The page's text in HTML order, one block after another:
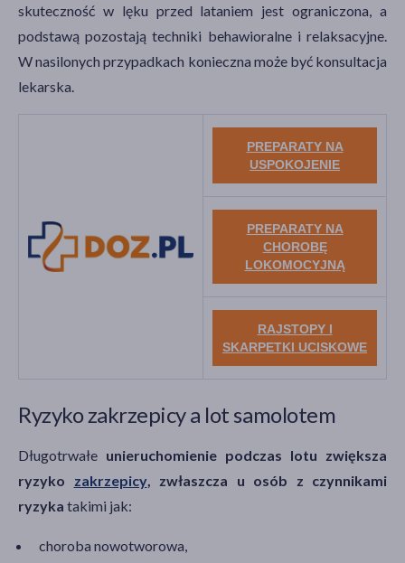
skuteczność w lęku przed lataniem jest ograniczona, a
podstawą pozostają techniki behawioralne i relaksacyjne.
W nasilonych przypadkach konieczna może być konsultacja
lekarska.
PREPARATY NA
USPOKOJENIE
PREPARATY NA
CHOROBĘ
LOKOMOCYJNĄ
RAJSTOPY I
SKARPETKI UCISKOWE
Ryzyko zakrzepicy a lot samolotem
Długotrwałe unieruchomienie podczas lotu zwiększa
ryzyko zakrzepicy, zwłaszcza u osób z czynnikami
ryzyka takimi jak:
choroba nowotworowa,